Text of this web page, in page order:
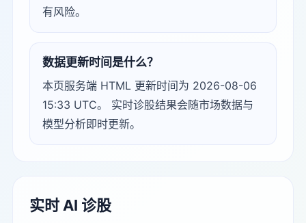
有风险。
数据更新时间是什么？
本页服务端 HTML 更新时间为 2026-08-06
15:33 UTC。 实时诊股结果会随市场数据与
模型分析即时更新。
实时 AI 诊股